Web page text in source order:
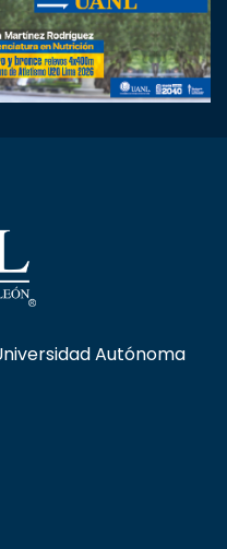
Autónoma